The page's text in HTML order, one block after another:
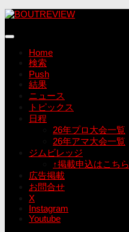
コ
テ
Home
検索
Push
結果
ニュース
トピックス
日程
26年プロ大会一覧
26年アマ大会一覧
ジムビレッジ
↑掲載申込はこちら
広告掲載
お問合せ
X
Instagram
Youtube